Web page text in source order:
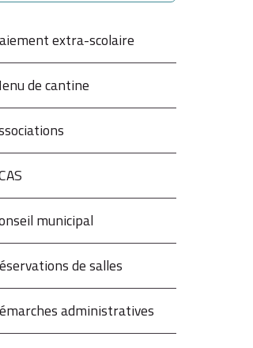
extra-scolaire
de cantine
municipal
de salles
administratives